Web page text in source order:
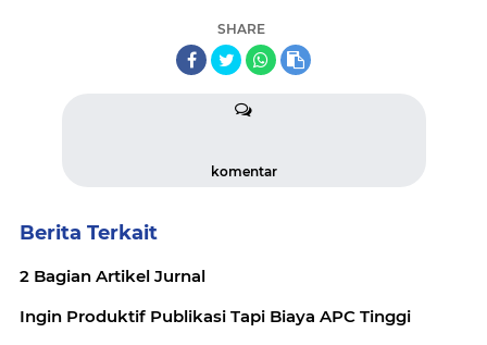
SHARE
komentar
Berita Terkait
2 Bagian Artikel Jurnal
Ingin Produktif Publikasi Tapi Biaya APC Tinggi